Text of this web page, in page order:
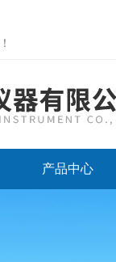
！
产品中心